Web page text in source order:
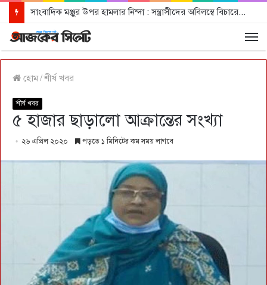
সাংবাদিক মঞ্জুর উপর হামলার নিন্দা : সন্ত্রাসীদের অবিলম্বে বিচারের আওতায় আনার দাবী
হোম/শীর্ষ খবর
শীর্ষ খবর
৫ হাজার ছাড়ালো আক্রান্তের সংখ্যা
২৬ এপ্রিল ২০২০ পড়তে ১ মিনিটের কম সময় লাগবে